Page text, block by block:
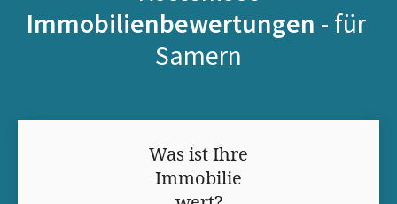
Immobilienbewertungen - für
Samern
Was ist Ihre
Immobilie